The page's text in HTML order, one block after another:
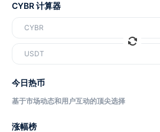
CYBR 计算器
CYBR
USDT
今日热币
基于市场动态和用户互动的顶尖选择
涨幅榜